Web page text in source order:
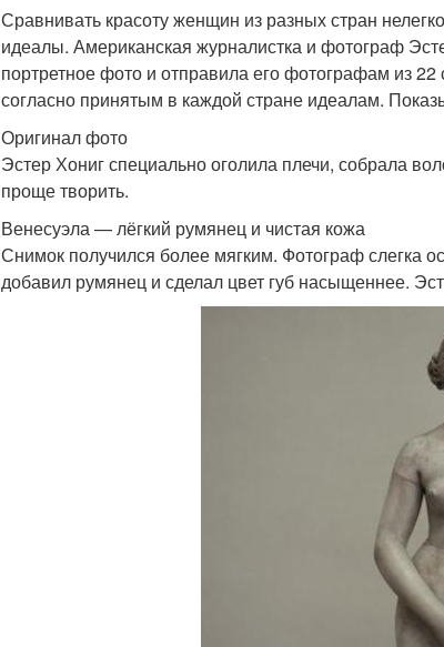
Сравнивать красоту женщин из разных стран
идеалы. Американская журналистка и фотограф
портретное фото и отправила его фотографам из
согласно принятым в каждой стране идеалам.
Оригинал фото
Эстер Хониг специально оголила плечи, собрала
проще творить.
Венесуэла — лёгкий румянец и чистая кожа
Снимок получился более мягким. Фотограф слегка
добавил румянец и сделал цвет губ насыщеннее.